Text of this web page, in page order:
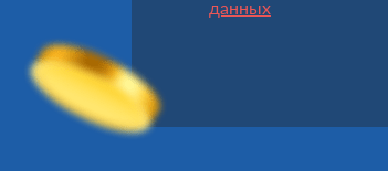
данных